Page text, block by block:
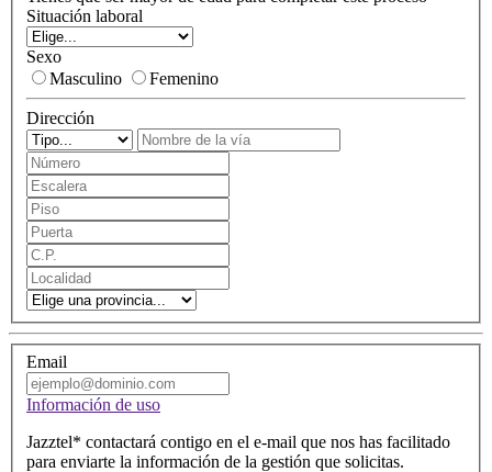
Situación laboral
Sexo
Masculino
Femenino
Dirección
Nombre
de
la
vía
Número
Escalera
Piso
Puerta
Código
postal
Localidad
Provincia
Email
Información de uso
Jazztel* contactará contigo en el e-mail que nos has facilitado
para enviarte la información de la gestión que solicitas.